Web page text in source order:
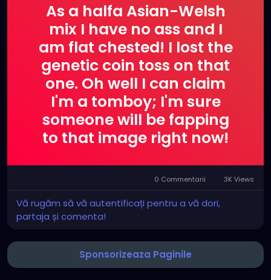
As a halfa Asian-Welsh
mix I have no ass and I
am flat chested! I lost the
genetic coin toss on that
one. Oh well I can claim
I'm a tomboy; I'm sure
someone will be fapping
to that image right now!
0 Commentarii 3K Views
Vă rugăm să vă autentificați pentru a vă dori,
partaja și comenta!
Sponsorizeaza Paginile